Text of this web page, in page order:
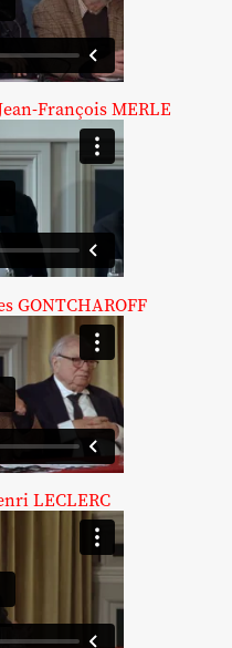
François MERLE
GONTCHAROFF
LECLERC